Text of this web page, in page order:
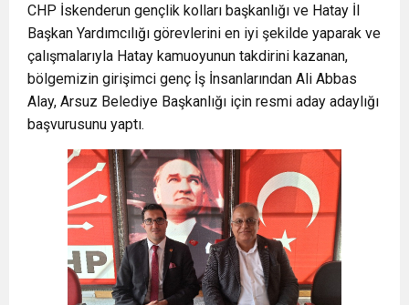
CHP İskenderun gençlik kolları başkanlığı ve Hatay İl
Başkan Yardımcılığı görevlerini en iyi şekilde yaparak ve
çalışmalarıyla Hatay kamuoyunun takdirini kazanan,
bölgemizin girişimci genç İş İnsanlarından Ali Abbas
Alay, Arsuz Belediye Başkanlığı için resmi aday adaylığı
başvurusunu yaptı.